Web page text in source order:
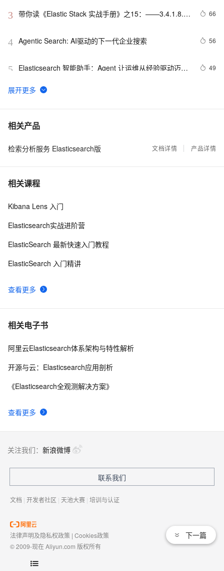
3 带你读《Elastic Stack 实战手册》之15：——3.4.1.8.
66
4 Agentic Search: AI驱动的下一代企业搜索 56
5
Elasticsearch 智能助手：Agent 让运维从经验驱动迈向
49
6 Ventoy 是一款开源的多系统启动U盘工具
7 【2025云栖大会】阿里云AI搜索年度发布：开启Agent
8 带你读《Elastic Stack 实战手册》之28：——
32
9
用
10千亿级 AI 搜索的效能实战：从混合检索到 Agentic RAG
相关产品
检索分析服务 Elasticsearch版 文档详情 产品详情
相关课程
查看更多
Kibana Lens 入门
Elasticsearch实战进阶营
ElasticSearch 最新快速入门教程
ElasticSearch 入门精讲
相关电子书
查看更多
阿里云Elasticsearch体系架构与特性解析
开源与云：Elasticsearch应用剖析
《Elasticsearch全观测解决方案》
下一篇
关注我们： 新浪微博
联系我们
文档 | 开发者社区 | 天池大赛 | 培训与认证
法律声明及隐私权政策 | Cookies政策
© 2009-现在 Aliyun.com 版权所有
域名注册服务机构许可：